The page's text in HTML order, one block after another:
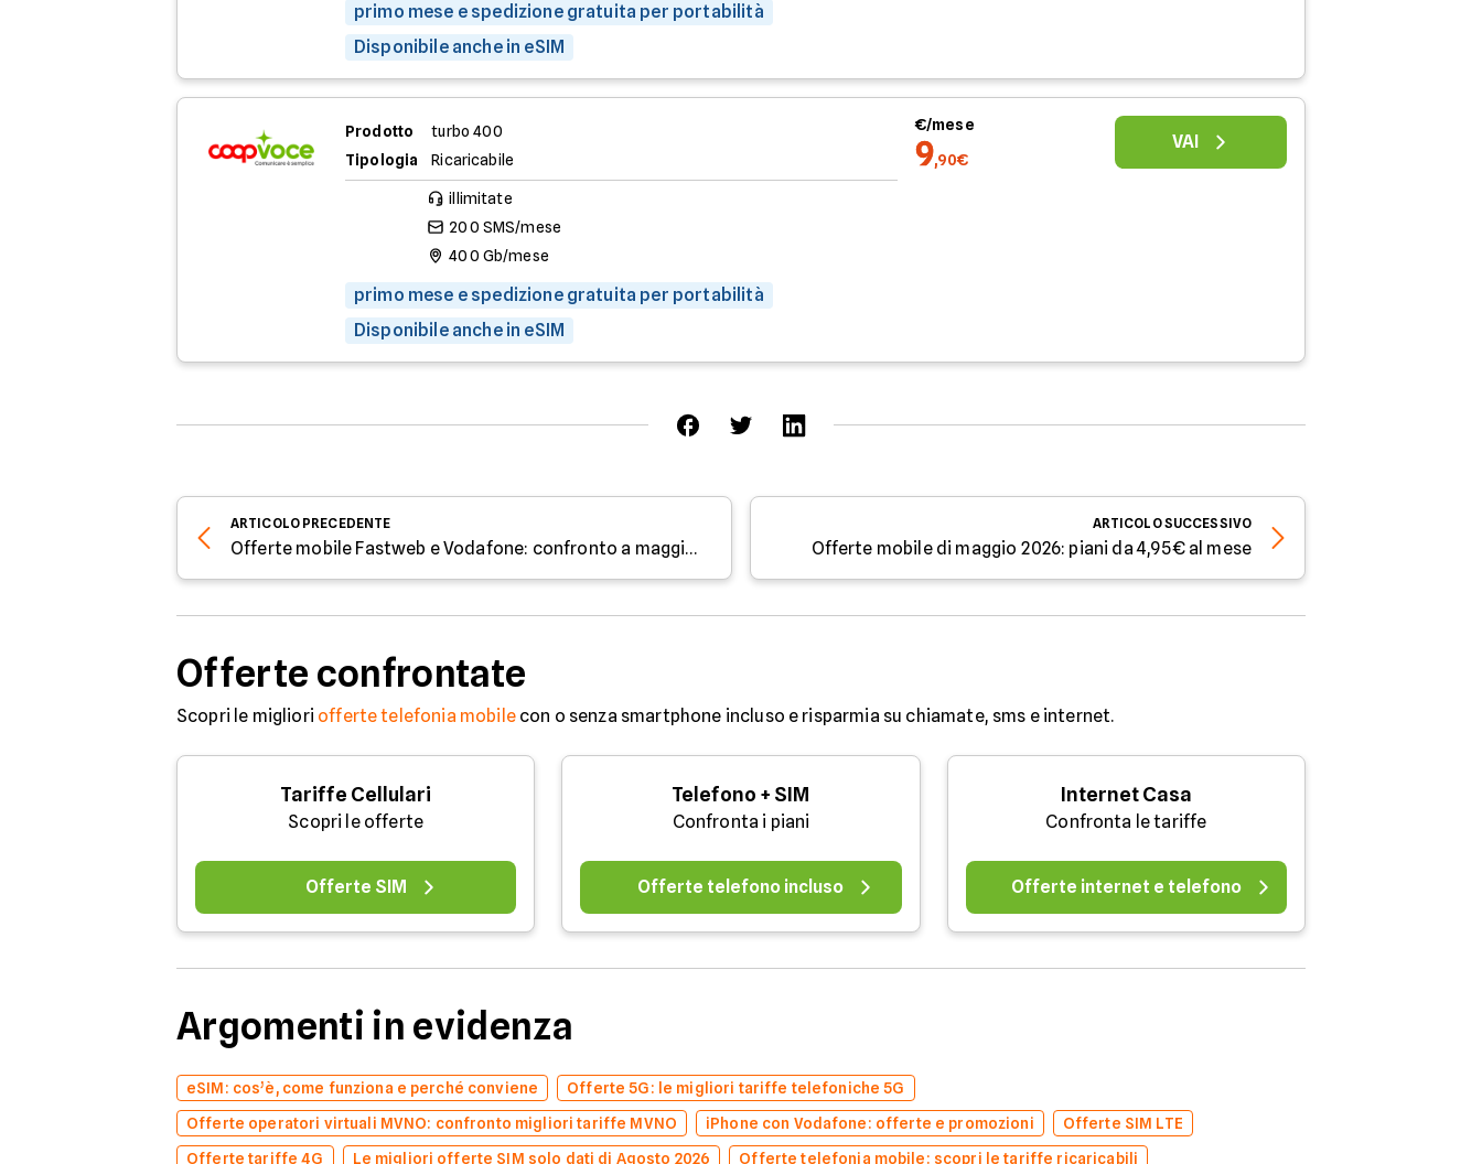
primo mese e spedizione gratuita per portabilità
Disponibile anche in eSIM
Prodotto
turbo 400
Tipologia
Ricaricabile
illimitate
200 SMS/mese
400 Gb/mese
primo mese e spedizione gratuita per portabilità
Disponibile anche in eSIM
€/mese
9,90€
VAI
ARTICOLO PRECEDENTE
Offerte mobile Fastweb e Vodafone: confronto a maggio 2026
ARTICOLOSUCCESSIVO
Offerte mobile di maggio 2026: piani da 4,95€ al mese
Offerte confrontate
Scopri le migliori offerte telefonia mobilecon o senza smartphone incluso e risparmia su chiamate, sms e internet.
Tariffe Cellulari
Scopri le offerte
Offerte SIM
Telefono + SIM
Confronta i piani
Offerte telefono incluso
Internet Casa
Confronta le tariffe
Offerte internet e telefono
Argomenti in evidenza
eSIM: cos’è, come funziona e perché conviene
Offerte 5G: le migliori tariffe telefoniche 5G
Offerte operatori virtuali MVNO: confronto migliori tariffe MVNO
iPhone con Vodafone: offerte e promozioni
Offerte SIM LTE
Offerte tariffe 4G
Le migliori offerte SIM solo dati di Agosto 2026 Offerte telefonia mobile: scopri le tariffe ricaricabili